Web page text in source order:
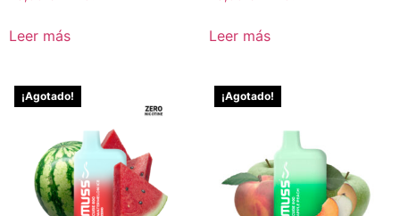
Leer más Leer más
¡Agotado! ¡Agotado!